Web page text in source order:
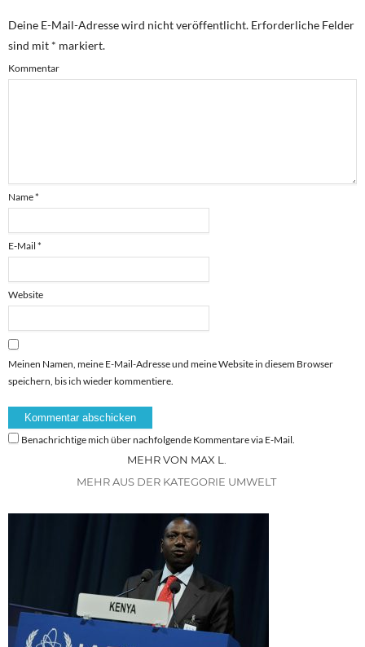
Deine E-Mail-Adresse wird nicht veröffentlicht. Erforderliche Felder
sind mit * markiert.
Kommentar
Name*
E-Mail *
Website
Meinen Namen, meine E-Mail-Adresse und meine Website in diesem Browser
speichern, bis ich wieder kommentiere.
Benachrichtige mich über nachfolgende Kommentare via E-Mail.
MEHR VON MAX L.
MEHR AUS DER KATEGORIE UMWELT